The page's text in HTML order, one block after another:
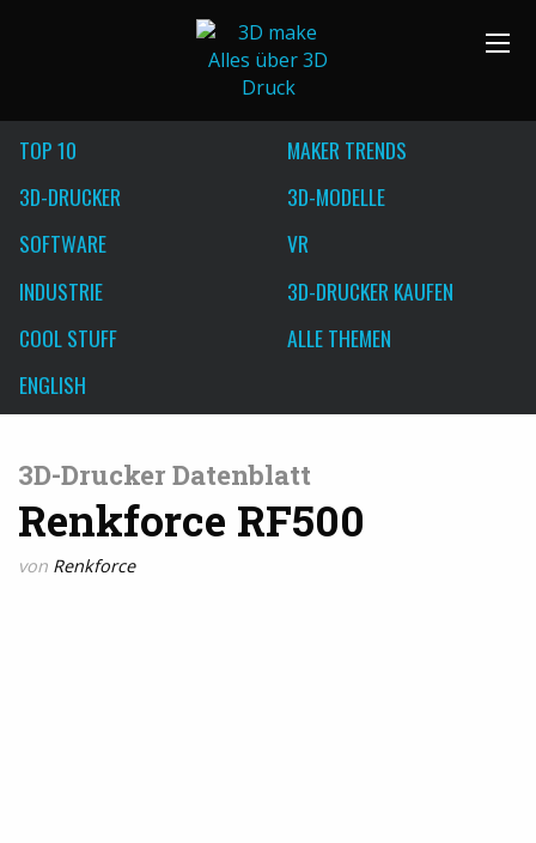
TOP 10
MAKER TRENDS
3D-DRUCKER
3D-MODELLE
SOFTWARE
VR
INDUSTRIE
3D-DRUCKER KAUFEN
COOL STUFF
ALLE THEMEN
ENGLISH
3D-Drucker Datenblatt
Renkforce RF500
von Renkforce